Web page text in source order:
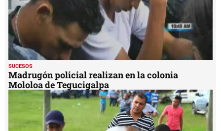
SUCESOS
Madrugón policial realizan en la colonia
Mololoa de Tegucigalpa